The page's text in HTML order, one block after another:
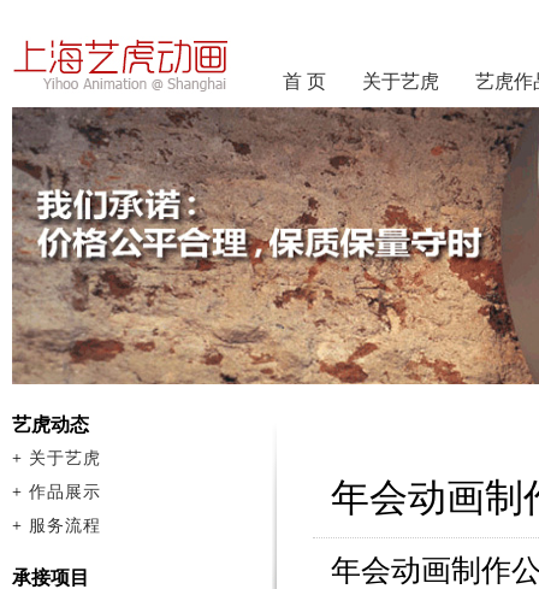
首 页 关于艺虎 艺虎作
年会动画制
年会动画制作
艺虎动态
+ 关于艺虎
+ 作品展示
+ 服务流程
承接项目